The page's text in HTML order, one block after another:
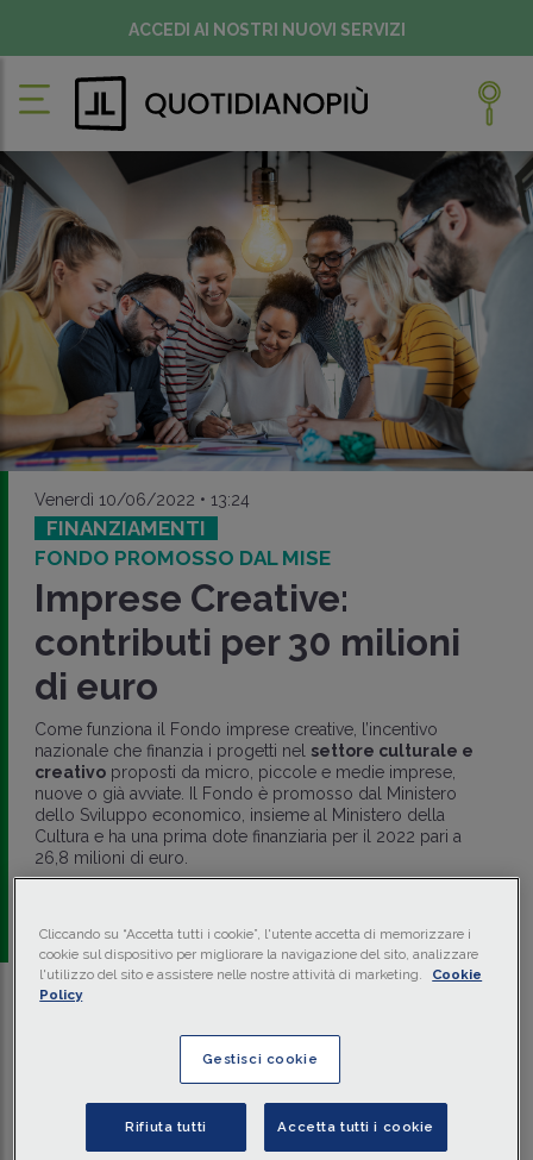
ACCEDI AI NOSTRI NUOVI SERVIZI
Venerdì 10/06/2022 • 13:24
FINANZIAMENTI
FONDO PROMOSSO DAL MISE
Imprese Creative:
contributi per 30 milioni
di euro
Come funziona il Fondo imprese creative, l’incentivo
nazionale che finanzia i progetti nel settore culturale e
creativoproposti da micro, piccole e medie imprese,
nuove o già avviate. Il Fondo è promosso dal Ministero
dello Sviluppo economico, insieme al Ministero della
Cultura e ha una prima dote finanziaria per il 2022 pari a
26,8 milioni di euro.
5 min.
Dalle ore 10 del 20 giugno 2022 sarà possibile
Cliccando su “Accetta tutti i cookie”, l'utente accetta di memorizzare i
cookie sul dispositivo per migliorare la navigazione del sito, analizzare
l'utilizzo del sito e assistere nelle nostre attività di marketing.
Cookie
Policy
Gestisci cookie
Rifiuta tutti Accetta tutti i cookie